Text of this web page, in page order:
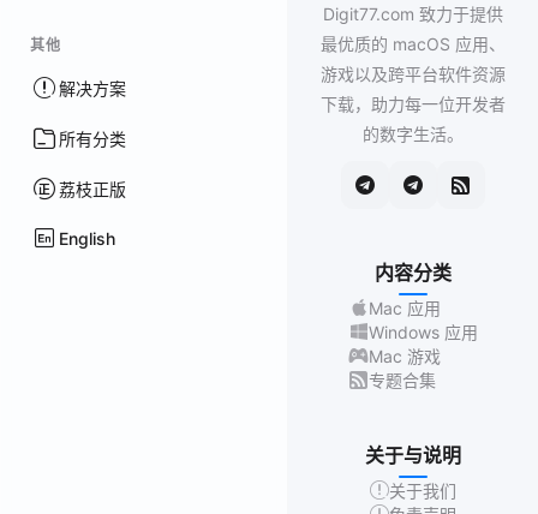
其他
解决方案
所有分类
荔枝正版
English
Digit77.com 致力于提供
最优质的 macOS 应用、
游戏以及跨平台软件资源
下载，助力每一位开发者
的数字生活。
内容分类
Mac 应用
Windows 应用
Mac 游戏
专题合集
关于与说明
关于我们